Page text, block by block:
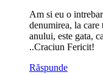
Am si eu o
denumirea, la
anului, este gata,
..Craciun Fericit!
Răspunde